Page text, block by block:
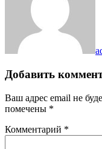
Добавить
Ваш адрес email не
помечены *
Комментарий *